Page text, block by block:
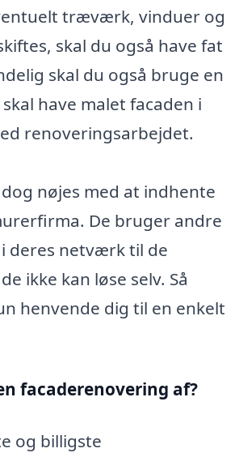
træværk, vinduer og
skal du også have fat
skal du også bruge en
have malet facaden i
renoveringsarbejdet.
nøjes med at indhente
De bruger andre
deres netværk til de
ikke kan løse selv. Så
henvende dig til en enkelt
facaderenovering af?
og billigste